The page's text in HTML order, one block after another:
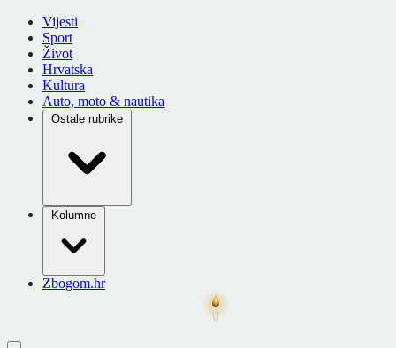
Vijesti
Sport
Život
Hrvatska
Kultura
Auto, moto & nautika
Ostale rubrike
Kolumne
Zbogom.hr